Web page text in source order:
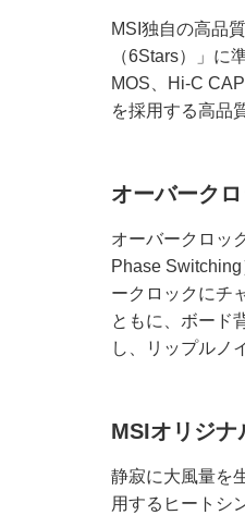
MSI独自の高品
（6Stars）」に
MOS、Hi-C
を採用する高品
オーバーク
オーバークロッ
Phase
ークロックにチ
ともに、ボード
し、リップルノ
MSIオリジ
静寂に大風量を
用するヒートシ